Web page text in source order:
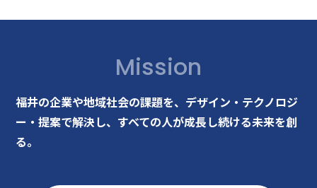
制作事例
AI×クラウド業務支援サービス
Mission
福井の企業や地域社会の課題を、デザイン・テクノロジ
ー・提案で解決し、 すべての人が成長し続ける未来を創
る。